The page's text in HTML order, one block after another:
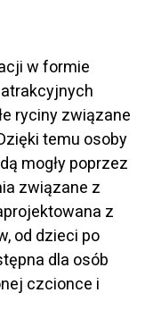
w formie
ryciny związane
temu osoby
mogły poprzez
związane z
z
od dzieci po
dla osób
czcionce i